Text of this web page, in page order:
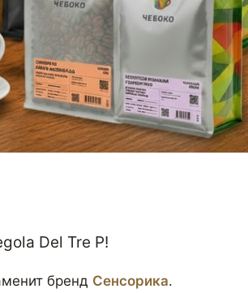
Del Tre P!
бренд Сенсорика.